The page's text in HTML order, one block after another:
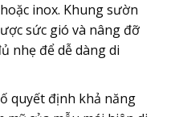
inox. Khung sườn
sức gió và nâng đỡ
nhẹ để dễ dàng di
quyết định khả năng